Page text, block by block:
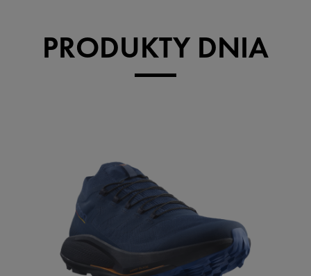
PRODUKTY DNIA